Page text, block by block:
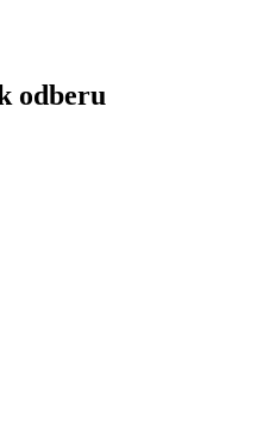
odberu